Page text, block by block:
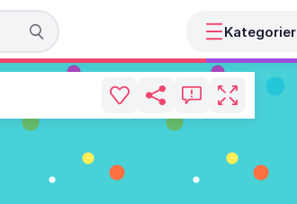
Kategorier